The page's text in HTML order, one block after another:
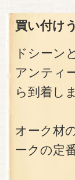
買い付け
ドシーン
アンティ
ら到着し
オーク材
ークの定